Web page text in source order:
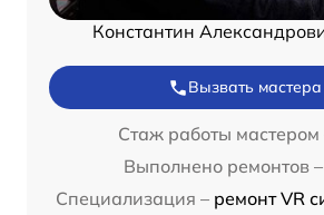
Константин
Вызвать мастера
Стаж работы мастером
Выполнено ремонтов –
Специализация – ремонт VR